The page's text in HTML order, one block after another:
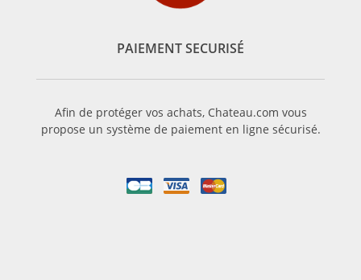
PAIEMENT SECURISÉ
Afin de protéger vos achats, Chateau.com vous
propose un système de paiement en ligne sécurisé.